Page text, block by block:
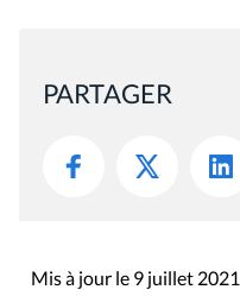
PARTAGER
Mis à jour le 9 juillet 2021